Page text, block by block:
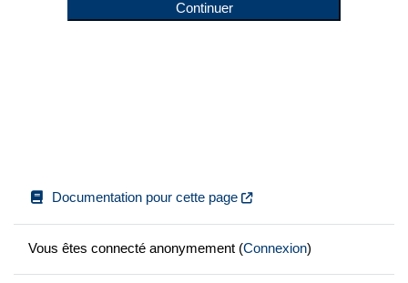
Continuer
Documentation pour cette page
Vous êtes connecté anonymement (Connexion)